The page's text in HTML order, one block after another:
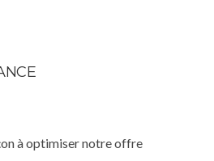
à optimiser notre offre